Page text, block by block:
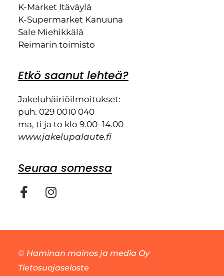
K-Market Itäväylä
K-Supermarket Kanuuna
Sale Miehikkälä
Reimarin toimisto
Etkö saanut lehteä?
Jakeluhäiriöilmoitukset:
puh. 029 0010 040
ma, ti ja to klo 9.00–14.00
www.jakelupalaute.fi
Seuraa somessa
© Haminan mainos ja media Oy
Tietosuojaseloste